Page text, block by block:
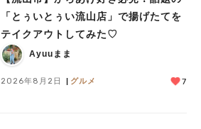
「とぅいとぅい流山店」で揚げたてを
テイクアウトしてみた♡
Ayuuまま
2026年8月2日 グルメ 7